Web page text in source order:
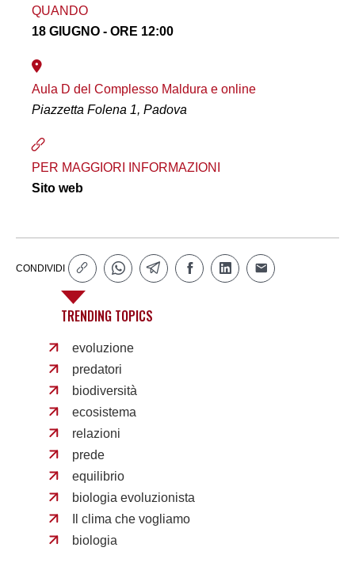
QUANDO
18 GIUGNO - ORE 12:00
Aula D del Complesso Maldura e online
Piazzetta Folena 1, Padova
PER MAGGIORI INFORMAZIONI
Sito web
CONDIVIDI
TRENDING TOPICS
evoluzione
predatori
biodiversità
ecosistema
relazioni
prede
equilibrio
biologia evoluzionista
Il clima che vogliamo
biologia